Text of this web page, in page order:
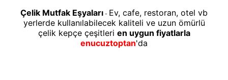
Çelik Mutfak Eşyaları - Ev, cafe, restoran, otel vb
yerlerde kullanılabilecek kaliteli ve uzun ömürlü
çelik kepçe çeşitleri en uygun fiyatlarla
enucuztoptan'da